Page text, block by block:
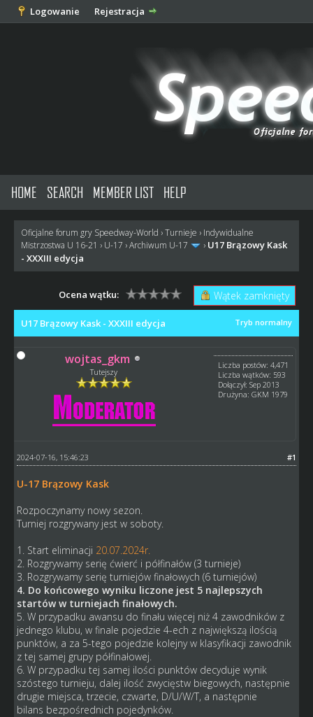
Logowanie Rejestracja
HOME SEARCH MEMBER LIST HELP
Oficjalne forum gry Speedway-World ›Turnieje › Indywidualne
Mistrzostwa U 16-21 › U-17 ›Archiwum U-17 › U17 Brązowy Kask
- XXXIII edycja
Wątek zamknięty
Ocena wątku:
Tryb normalny
U17 Brązowy Kask - XXXIII edycja
wojtas_gkm
Tutejszy
Liczba postów: 4,471
Liczba wątków: 593
Dołączył: Sep 2013
Drużyna: GKM 1979
#1
2024-07-16, 15:46:23
U-17 Brązowy Kask
Rozpoczynamy nowy sezon.
Turniej rozgrywany jest w soboty.
1. Start eliminacji 20.07.2024r.
2. Rozgrywamy serię ćwierć i półfinałów (3 turnieje)
3. Rozgrywamy serię turniejów finałowych (6 turniejów)
4. Do końcowego wyniku liczone jest 5 najlepszych
startów w turniejach finałowych.
5. W przypadku awansu do finału więcej niż 4 zawodników z
jednego klubu, w finale pojedzie 4-ech z największą ilością
punktów, a za 5-tego pojedzie kolejny w klasyfikacji zawodnik
z tej samej grupy półfinałowej.
6. W przypadku tej samej ilości punktów decyduje wynik
szóstego turnieju, dalej ilość zwycięstw biegowych, następnie
drugie miejsca, trzecie, czwarte, D/U/W/T, a następnie
bilans bezpośrednich pojedynków.